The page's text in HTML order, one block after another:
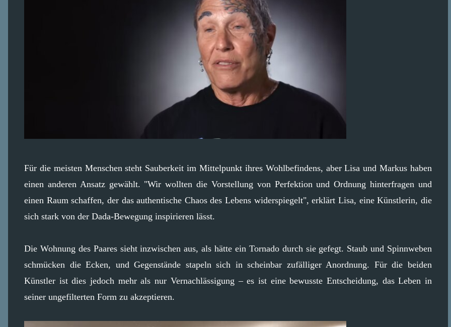
Für die meisten Menschen steht Sauberkeit im Mittelpunkt ihres Wohlbefindens, aber Lisa und Markus haben
einen anderen Ansatz gewählt. "Wir wollten die Vorstellung von Perfektion und Ordnung hinterfragen und
einen Raum schaffen, der das authentische Chaos des Lebens widerspiegelt", erklärt Lisa, eine Künstlerin, die
sich stark von der Dada-Bewegung inspirieren lässt.
Die Wohnung des Paares sieht inzwischen aus, als hätte ein Tornado durch sie gefegt. Staub und Spinnweben
schmücken die Ecken, und Gegenstände stapeln sich in scheinbar zufälliger Anordnung. Für die beiden
Künstler ist dies jedoch mehr als nur Vernachlässigung – es ist eine bewusste Entscheidung, das Leben in
seiner ungefilterten Form zu akzeptieren.